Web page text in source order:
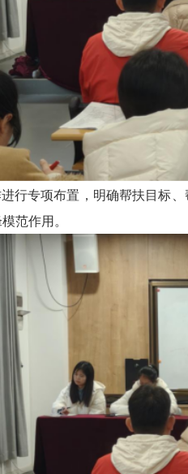
行专项布置，明确帮扶目标
范作用。